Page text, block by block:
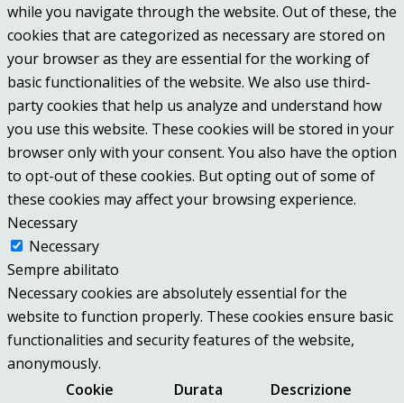
while you navigate through the website. Out of these, the
cookies that are categorized as necessary are stored on
your browser as they are essential for the working of
basic functionalities of the website. We also use third-
party cookies that help us analyze and understand how
you use this website. These cookies will be stored in your
browser only with your consent. You also have the option
to opt-out of these cookies. But opting out of some of
these cookies may affect your browsing experience.
Necessary
Necessary
Sempre abilitato
Necessary cookies are absolutely essential for the
website to function properly. These cookies ensure basic
functionalities and security features of the website,
anonymously.
Cookie
Durata Descrizione